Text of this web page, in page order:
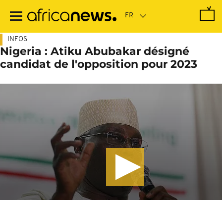
contenu
INFOS
Nigeria : Atiku Abubakar désigné
candidat de l'opposition pour 2023